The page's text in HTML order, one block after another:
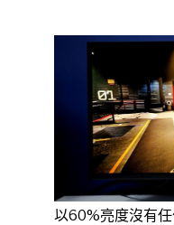
以60%亮度沒有